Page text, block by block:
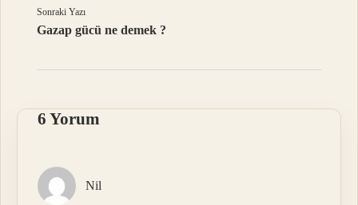
Sonraki Yazı
Gazap gücü ne demek ?
6 Yorum
Nil